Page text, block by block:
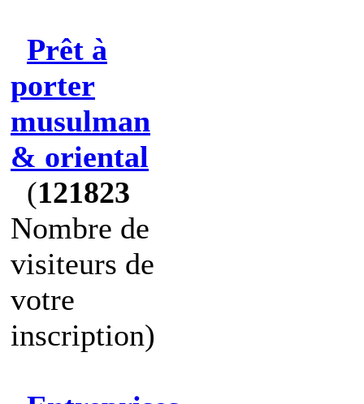
Prêt à
porter
musulman
& oriental
(121823
Nombre de
visiteurs de
votre
inscription)